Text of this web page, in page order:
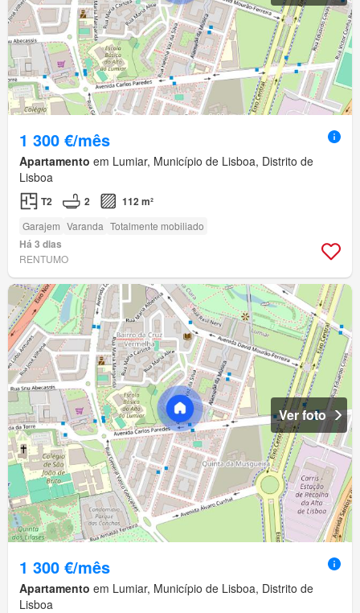
1 300 €/mês
Apartamento em Lumiar, Município de Lisboa, Distrito de
Lisboa
T2 2 112 m²
Garajem Varanda Totalmente mobiliado
Há 3 dias
RENTUMO
Ver foto
1 300 €/mês
Apartamento em Lumiar, Município de Lisboa, Distrito de
Lisboa